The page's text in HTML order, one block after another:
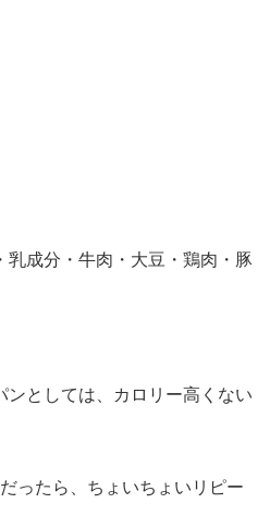
乳成分・牛肉・大豆・鶏肉・豚
ンとしては、カロリー高くない
ったら、ちょいちょいリピー